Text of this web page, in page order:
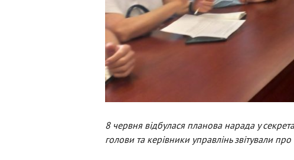
8 червня відбулася планова нарада у
голови та керівники управлінь звітували